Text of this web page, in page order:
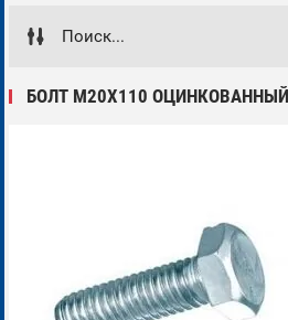
БОЛТ M20X110